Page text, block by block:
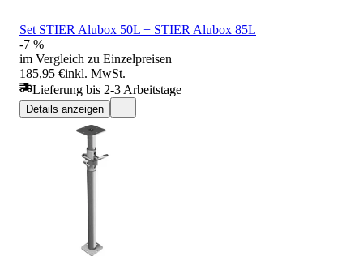
Set STIER Alubox 50L + STIER Alubox 85L
-7 %
im Vergleich zu Einzelpreisen
185,95 €inkl. MwSt.
Lieferung bis 2-3 Arbeitstage
Details anzeigen